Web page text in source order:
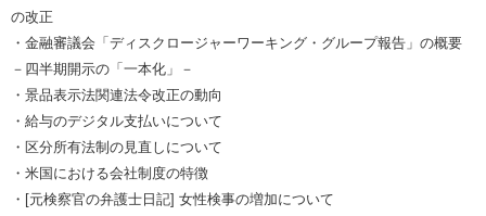
の改正
・金融審議会「ディスクロージャーワーキング・グループ報告」の概要
－四半期開示の「一本化」－
・景品表示法関連法令改正の動向
・給与のデジタル支払いについて
・区分所有法制の見直しについて
・米国における会社制度の特徴
・[元検察官の弁護士日記] 女性検事の増加について